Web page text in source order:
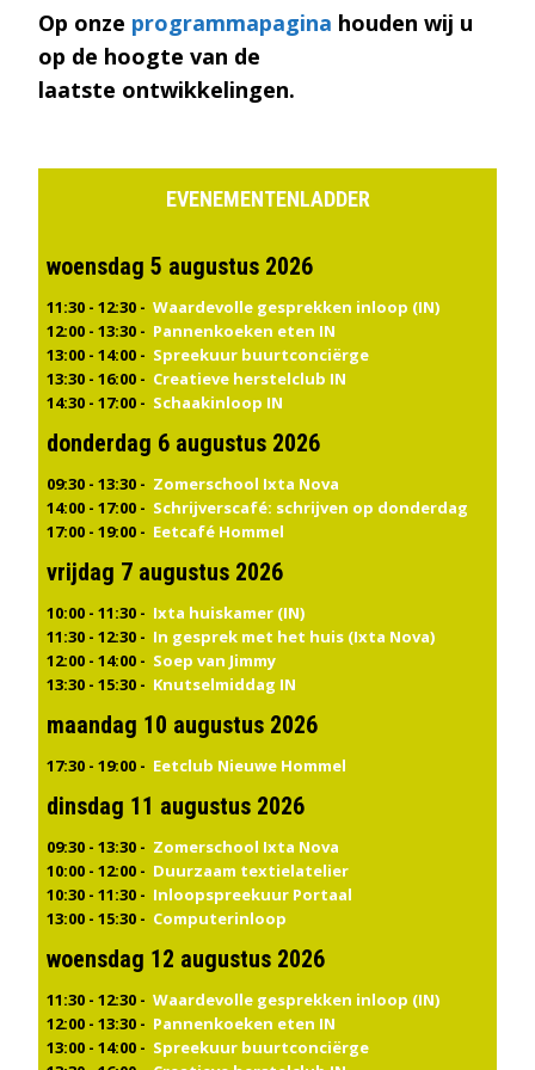
Op onze programmapagina houden wij u
op de hoogte van de
laatste ontwikkelingen.
EVENEMENTENLADDER
woensdag 5 augustus 2026
11:30 - 12:30 - Waardevolle gesprekken inloop (IN)
12:00 - 13:30 - Pannenkoeken eten IN
13:00 - 14:00 - Spreekuur buurtconciërge
13:30 - 16:00 - Creatieve herstelclub IN
14:30 - 17:00 - Schaakinloop IN
donderdag 6 augustus 2026
09:30 - 13:30 - Zomerschool Ixta Nova
14:00 - 17:00 - Schrijverscafé: schrijven op donderdag
17:00 - 19:00 - Eetcafé Hommel
vrijdag 7 augustus 2026
10:00 - 11:30 - Ixta huiskamer (IN)
11:30 - 12:30 - In gesprek met het huis (Ixta Nova)
12:00 - 14:00 - Soep van Jimmy
13:30 - 15:30 - Knutselmiddag IN
maandag 10 augustus 2026
17:30 - 19:00 - Eetclub Nieuwe Hommel
dinsdag 11 augustus 2026
09:30 - 13:30 - Zomerschool Ixta Nova
10:00 - 12:00 - Duurzaam textielatelier
10:30 - 11:30 - Inloopspreekuur Portaal
13:00 - 15:30 - Computerinloop
woensdag 12 augustus 2026
11:30 - 12:30 - Waardevolle gesprekken inloop (IN)
12:00 - 13:30 - Pannenkoeken eten IN
13:00 - 14:00 - Spreekuur buurtconciërge